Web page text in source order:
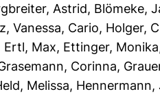
Astrid, Blömeke,
Vanessa, Cario, Holger,
Ertl, Max, Ettinger, Monika
Corinna,
Melissa, Hennermann,